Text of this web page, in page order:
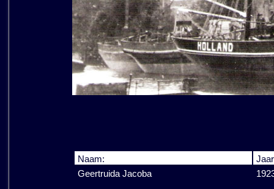
Naam:
Geertruida Jacoba